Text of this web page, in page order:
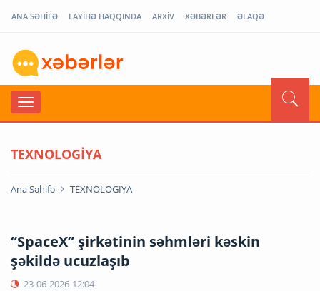
ANA SƏHİFƏ LAYİHƏ HAQQINDA ARXİV XƏBƏRLƏR ƏLAQƏ
TEXNOLOGİYA
Ana Səhifə TEXNOLOGİYA
“SpaceX” şirkətinin səhmləri kəskin
şəkildə ucuzlaşıb
23-06-2026 12:04